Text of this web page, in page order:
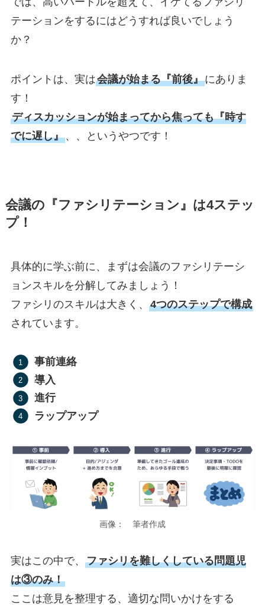
テーションをするにはどうすれば良いでしょう
か？
ポイントは、実は会議が始まる『前後』にありま
す！
ディスカッションが始まってから焦っても『時す
でに遅し』、、というやつです！
会議の『ファシリテーション』は4ステッ
プ！
具体的に学ぶ前に、まずは会議のファシリテーシ
ョンスキルを分解してみましょう！
ファシリのスキルは大きく、 4つのステップで構成
されています。
事前連絡
導入
進行
ラップアップ
画像： 筆者作成
実はこの中で、 ファシリを難しくしている問題児
は③のみ！
ここは意見を整理する、適切な問いかけをする